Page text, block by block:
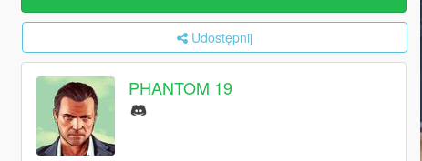
Udostępnij
PHANTOM 19